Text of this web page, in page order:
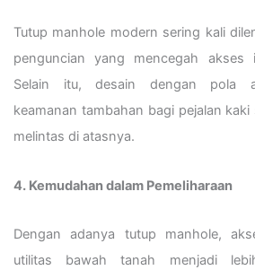
Tutup manhole modern sering kali
penguncian yang mencegah akses
Selain itu, desain dengan pola
keamanan tambahan bagi pejalan
melintas di atasnya.
4. Kemudahan dalam Pemeliharaan
Dengan adanya tutup manhole,
utilitas bawah tanah menjadi